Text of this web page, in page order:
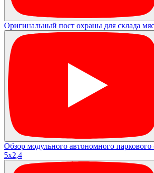
Оригинальный пост охраны для склада
Обзор модульного автономного паркового
5х2,4